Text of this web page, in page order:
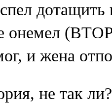
онемел
и жена
не так